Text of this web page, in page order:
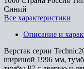
Синий
Все характеристики
Описание и
Верстак серии
шириной 1996 мм,